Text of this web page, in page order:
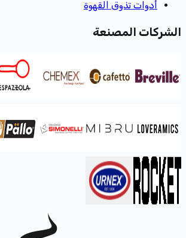
أدوات تذوق القهوة
الشركات المصنعة